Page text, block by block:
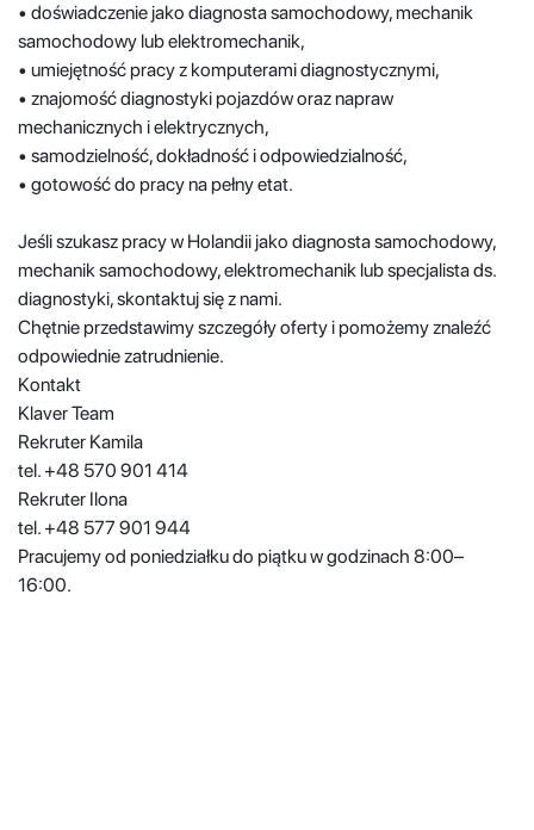
• doświadczenie jako diagnosta samochodowy, mechanik
samochodowy lub elektromechanik,
• umiejętność pracy z komputerami diagnostycznymi,
• znajomość diagnostyki pojazdów oraz napraw
mechanicznych i elektrycznych,
• samodzielność, dokładność i odpowiedzialność,
• gotowość do pracy na pełny etat.
Jeśli szukasz pracy w Holandii jako diagnosta samochodowy,
mechanik samochodowy, elektromechanik lub specjalista ds.
diagnostyki, skontaktuj się z nami.
Chętnie przedstawimy szczegóły oferty i pomożemy znaleźć
odpowiednie zatrudnienie.
Kontakt
Klaver Team
Rekruter Kamila
tel. +48 570 901 414
Rekruter Ilona
tel. +48 577 901 944
Pracujemy od poniedziałku do piątku w godzinach 8:00–
16:00.